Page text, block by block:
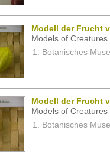
Modell der Frucht
Models of
Botanisches
Modell der Frucht
Models of
Botanisches